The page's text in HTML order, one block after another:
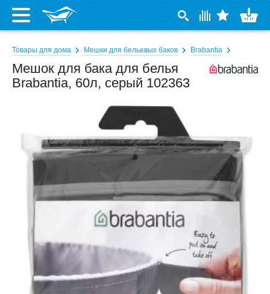
Товары для дома Мешки для бельевых баков Brabantia
Мешок для бака для белья
Brabantia, 60л, серый 102363